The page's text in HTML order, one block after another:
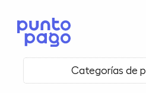
Categorías de